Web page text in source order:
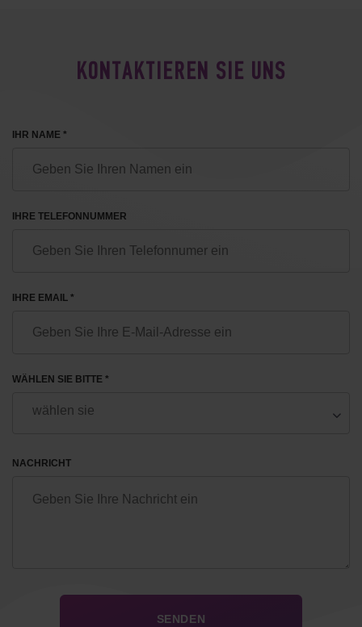
KONTAKTIEREN SIE UNS
IHR NAME *
IHRE TELEFONNUMMER
IHRE EMAIL *
WÄHLEN SIE BITTE *
NACHRICHT